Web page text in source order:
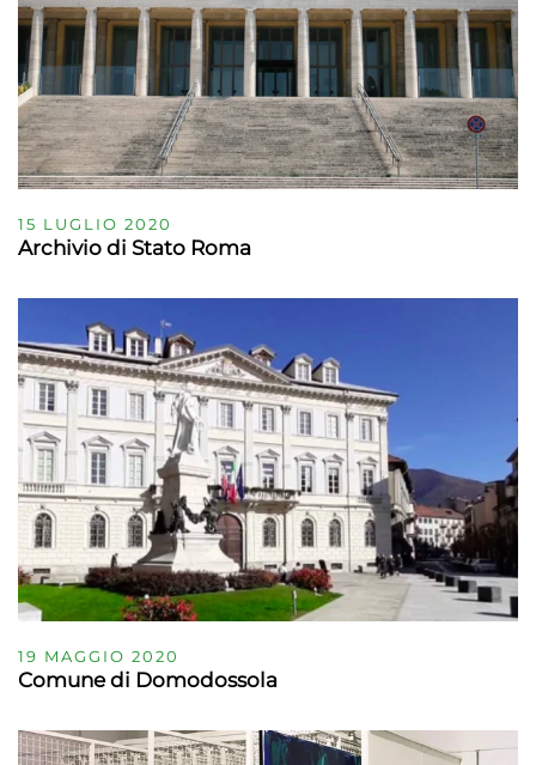
15 LUGLIO 2020
Archivio di Stato Roma
19 MAGGIO 2020
Comune di Domodossola